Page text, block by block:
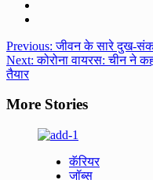
Post
navigation
Previous:जीवन के सारे दुख-
Next:कोरोना वायरस: चीन ने
तैयार
More Stories
कॅरियर
जॉब्स